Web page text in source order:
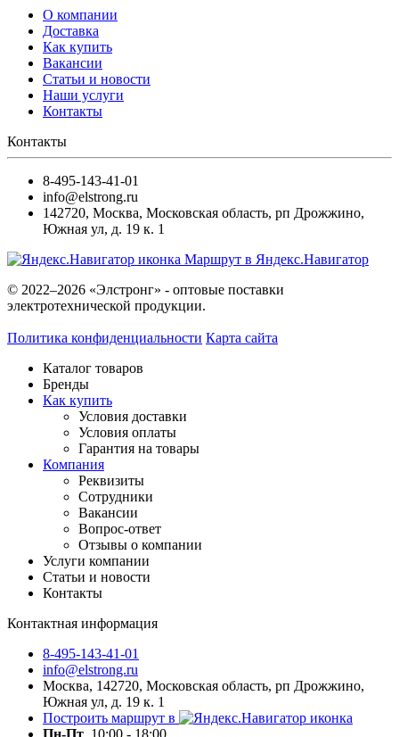
О компании
Доставка
Как купить
Вакансии
Статьи и новости
Наши услуги
Контакты
Контакты
8-495-143-41-01
info@elstrong.ru
142720, Москва, Московская область, рп Дрожжино,
Южная ул, д. 19 к. 1
Маршрут в Яндекс.Навигатор
© 2022–2026 «Элстронг» - оптовые поставки
электротехнической продукции.
Политика конфиденциальности Карта сайта
Каталог товаров
Бренды
Как купить
Условия доставки
Условия оплаты
Гарантия на товары
Компания
Реквизиты
Сотрудники
Вакансии
Вопрос-ответ
Отзывы о компании
Услуги компании
Статьи и новости
Контакты
Контактная информация
8-495-143-41-01
info@elstrong.ru
Москва, 142720, Московская область, рп Дрожжино,
Южная ул, д. 19 к. 1
Построить маршрут в
Пн-Пт 10:00 - 18:00